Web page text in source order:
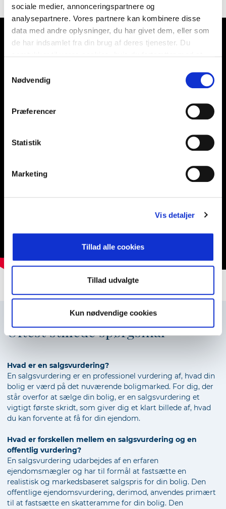
sociale medier, annonceringspartnere og
analysepartnere. Vores partnere kan kombinere disse
data med andre oplysninger, du har givet dem, eller som
de har indsamlet fra din brug af deres tjenester. Du
Nødvendig
Præferencer
Statistik
Marketing
Vis detaljer
Tillad alle cookies
Tillad udvalgte
Kun nødvendige cookies
Oftest stillede spørgsmål
Hvad er en salgsvurdering?
En salgsvurdering er en professionel vurdering af, hvad din
bolig er værd på det nuværende boligmarked. For dig, der
står overfor at sælge din bolig, er en salgsvurdering et
vigtigt første skridt, som giver dig et klart billede af, hvad
du kan forvente at få for din ejendom.
Hvad er forskellen mellem en salgsvurdering og en
offentlig vurdering?
En salgsvurdering udarbejdes af en erfaren
ejendomsmægler og har til formål at fastsætte en
realistisk og markedsbaseret salgspris for din bolig. Den
offentlige ejendomsvurdering, derimod, anvendes primært
til at fastsætte en skatteramme for din bolig. Den